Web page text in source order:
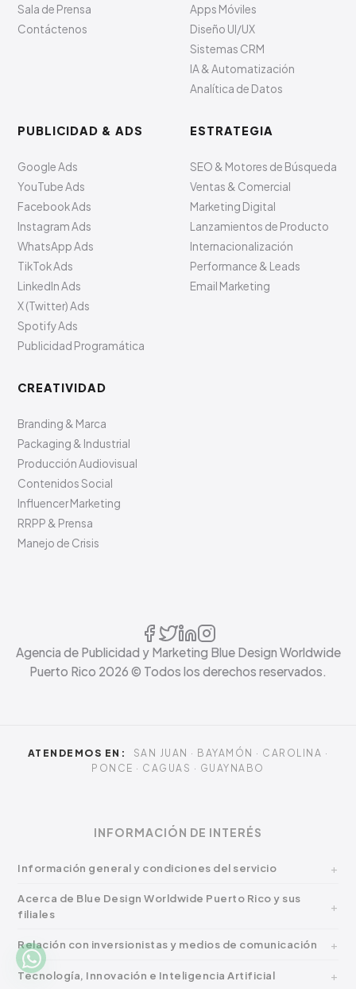
Sala de Prensa
Contáctenos
Apps Móviles
Diseño UI/UX
Sistemas CRM
IA & Automatización
Analítica de Datos
PUBLICIDAD & ADS
Google Ads
YouTube Ads
Facebook Ads
Instagram Ads
WhatsApp Ads
TikTok Ads
LinkedIn Ads
X (Twitter) Ads
Spotify Ads
Publicidad Programática
ESTRATEGIA
SEO & Motores de Búsqueda
Ventas & Comercial
Marketing Digital
Lanzamientos de Producto
Internacionalización
Performance & Leads
Email Marketing
CREATIVIDAD
Branding & Marca
Packaging & Industrial
Producción Audiovisual
Contenidos Social
Influencer Marketing
RRPP & Prensa
Manejo de Crisis
Agencia de Publicidad y Marketing Blue Design Worldwide
Puerto Rico 2026 © Todos los derechos reservados.
ATENDEMOS EN:
SAN JUAN · BAYAMÓN · CAROLINA ·
PONCE · CAGUAS · GUAYNABO
INFORMACIÓN DE INTERÉS
Información general y condiciones del servicio
Acerca de Blue Design Worldwide Puerto Rico y sus
filiales
Relación con inversionistas y medios de comunicación
Tecnología, Innovación e Inteligencia Artificial